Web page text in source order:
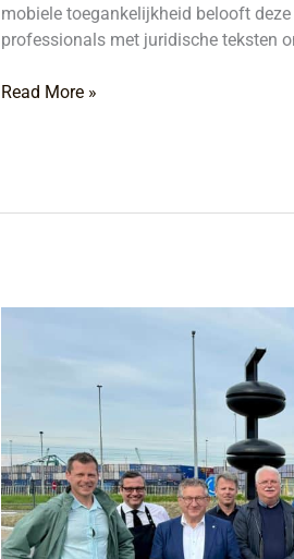
mobiele toegankelijkheid belooft
professionals met juridische teksten
Read More »
weerklinkt
in
Zeebrugge